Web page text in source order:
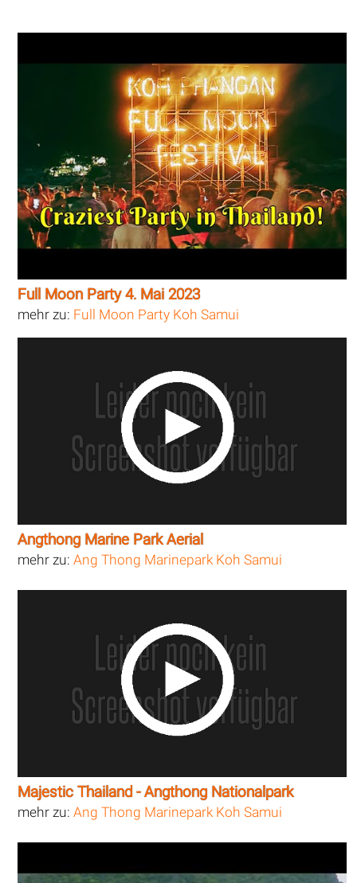
Full Moon Party 4. Mai 2023
mehr zu: Full Moon Party Koh Samui
Angthong Marine Park Aerial
mehr zu:Ang Thong Marinepark Koh Samui
Majestic Thailand - Angthong Nationalpark
mehr zu:Ang Thong Marinepark Koh Samui